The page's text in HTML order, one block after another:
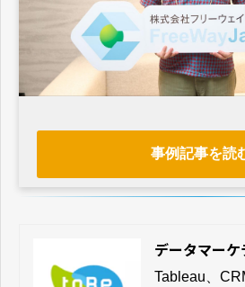
事例記事を読
データマー
Tableau、